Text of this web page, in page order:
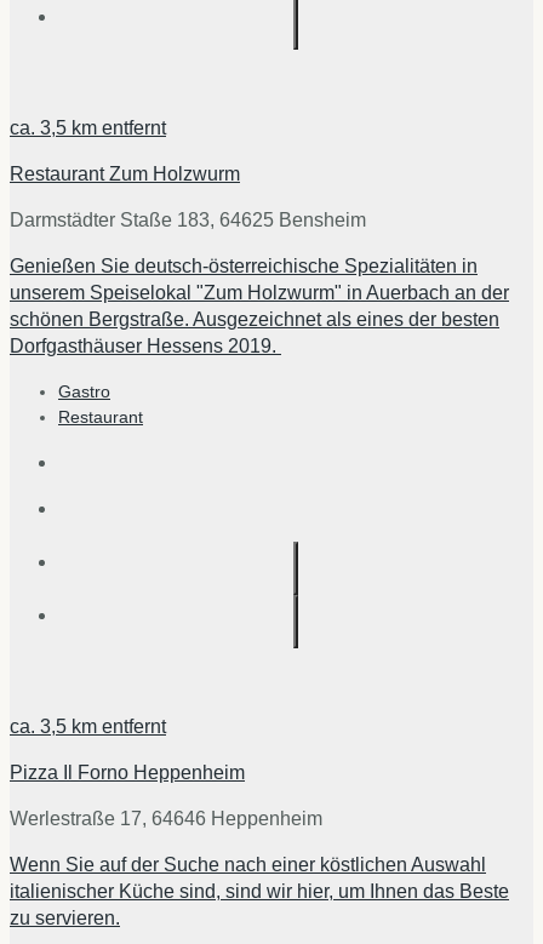
ca. 3,5 km entfernt
Restaurant Zum Holzwurm
Darmstädter Staße 183, 64625 Bensheim
Genießen Sie deutsch-österreichische Spezialitäten in
unserem Speiselokal "Zum Holzwurm" in Auerbach an der
schönen Bergstraße. Ausgezeichnet als eines der besten
Dorfgasthäuser Hessens 2019.
Gastro
Restaurant
ca. 3,5 km entfernt
Pizza Il Forno Heppenheim
Werlestraße 17, 64646 Heppenheim
Wenn Sie auf der Suche nach einer köstlichen Auswahl
italienischer Küche sind, sind wir hier, um Ihnen das Beste
zu servieren.